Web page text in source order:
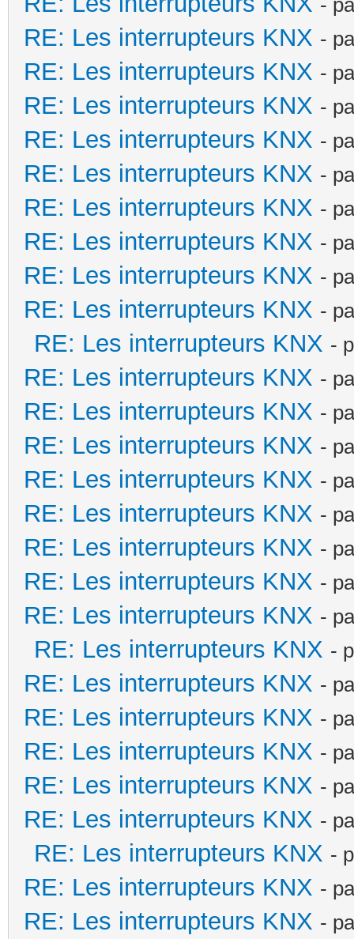
RE: Les interrupteurs KNX -
RE: Les interrupteurs KNX -
RE: Les interrupteurs KNX -
RE: Les interrupteurs KNX -
RE: Les interrupteurs KNX -
RE: Les interrupteurs KNX -
RE: Les interrupteurs KNX -
RE: Les interrupteurs KNX -
RE: Les interrupteurs KNX -
RE: Les interrupteurs KNX -
RE: Les interrupteurs KNX -
RE: Les interrupteurs KNX -
RE: Les interrupteurs KNX -
RE: Les interrupteurs KNX -
RE: Les interrupteurs KNX -
RE: Les interrupteurs KNX -
RE: Les interrupteurs KNX -
RE: Les interrupteurs KNX -
RE: Les interrupteurs KNX -
RE: Les interrupteurs KNX -
RE: Les interrupteurs KNX -
RE: Les interrupteurs KNX -
RE: Les interrupteurs KNX -
RE: Les interrupteurs KNX -
RE: Les interrupteurs KNX -
RE: Les interrupteurs KNX -
RE: Les interrupteurs KNX -